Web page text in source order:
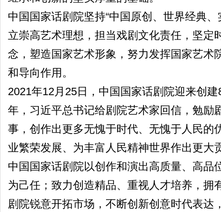
中国国家话剧院坚持“中国原创、世界经典
立崇高艺术理想，担当戏剧文化责任，坚定
念，塑造国家艺术形象，努力发挥国家艺术
和导向作用。
2021年12月25日，中国国家话剧院迎来创
年，习近平总书记给剧院艺术家回信，勉励
事，创作出更多无愧于时代、无愧于人民的
业繁荣发展、为丰富人民精神世界作出更大
中国国家话剧院以创作和演出高质量、高品
为己任；致力创造精品、重视人才培养，拥
剧院锐意开拓市场，不断创新创意时代表达